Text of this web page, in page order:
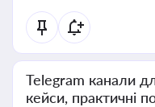
Telegram канали
кейси, практичні